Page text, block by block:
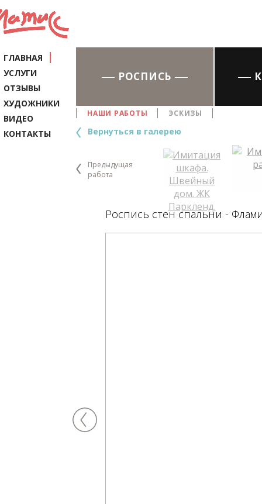
ГЛАВНАЯ
УСЛУГИ
ОТЗЫВЫ
ХУДОЖНИКИ
ВИДЕО
КОНТАКТЫ
РОСПИСЬ
НАШИ РАБОТЫ ЭСКИЗЫ
Вернуться в галерею
Предыдущая
работа
Роспись стен спальни -